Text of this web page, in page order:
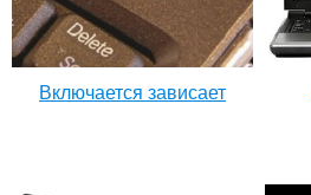
Включается зависает